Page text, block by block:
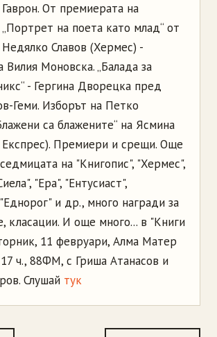
Гаврон. От премиерата на
„Портрет на поета като млад“ от
Недялко Славов (Хермес) -
Вилия Моновска. „Балада за
- Гергина Дворецка пред
Геми. Изборът на Петко
са блажените“ на Ясмина
Експрес). Премиери и срещи. Още
на "Книгопис", "Хермес",
"Ера", "Ентусиаст",
и др., много награди за
класации. И още много... в "Книги
11 февруари, Алма Матер
ч., 88ФМ, с Гриша Атанасов и
Слушай тук